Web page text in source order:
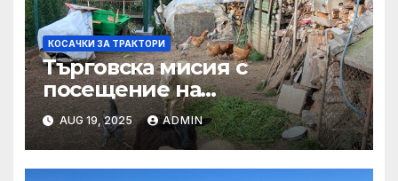
КОСАЧКИ ЗА ТРАКТОРИ
Търговска мисия с
посещение на
Mеждународния търговски
панаир CosmeticBusiness
2025
AUG 19, 2025 ADMIN